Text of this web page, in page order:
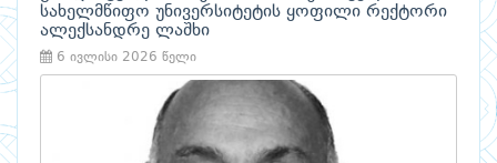
სახელმწიფო უნივერსიტეტის ყოფილი რექტორი
ალექსანდრე ლაშხი
6 ივლისი 2026 წელი